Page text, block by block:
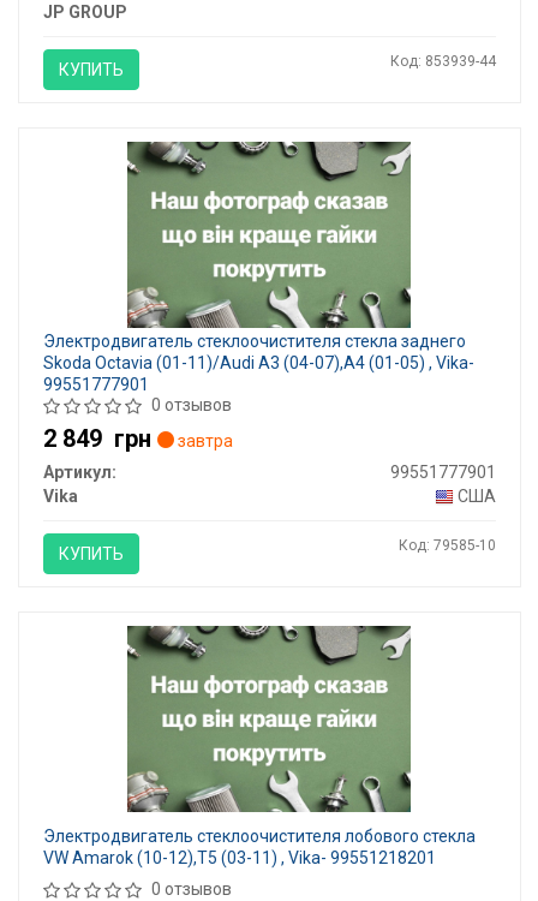
JP GROUP
КУПИТЬ Код: 853939-44
Электродвигатель стеклоочистителя стекла заднего
Skoda Octavia (01-11)/Audi A3 (04-07),A4 (01-05) , Vika-
99551777901
0 отзывов
2 849 грн
завтра
Артикул:
99551777901
Vika
США
КУПИТЬ Код: 79585-10
Электродвигатель стеклоочистителя лобового стекла
VW Amarok (10-12),T5 (03-11) , Vika- 99551218201
0 отзывов